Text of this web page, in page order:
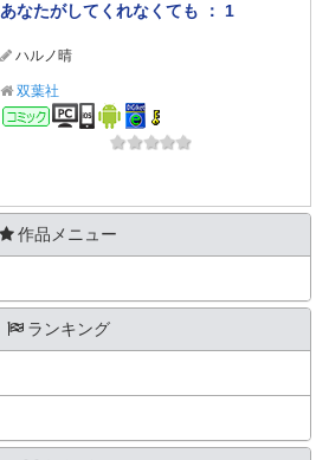
あなたがしてくれなくても ： 1
ハルノ晴
双葉社
コミック
作品メニュー
ランキング